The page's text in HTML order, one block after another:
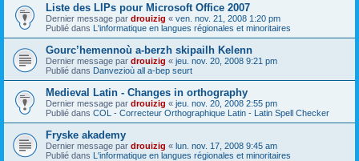
Liste des LIPs pour Microsoft Office 2007
Dernier message par drouizig « ven. nov. 21, 2008 1:20 pm
Publié dans L'informatique en langues régionales et minoritaires
Gourc’hemennoù a-berzh skipailh Kelenn
Dernier message par drouizig « jeu. nov. 20, 2008 9:21 pm
Publié dans Danvezioù all a-bep seurt
Medieval Latin - Changes in orthography
Dernier message par drouizig « jeu. nov. 20, 2008 2:55 pm
Publié dans COL - Correcteur Orthographique Latin - Latin Spell Checker
Fryske akademy
Dernier message par drouizig « lun. nov. 17, 2008 9:45 am
Publié dans L'informatique en langues régionales et minoritaires